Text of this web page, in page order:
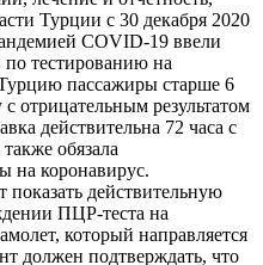
Турции с 30 декабря 2020
COVID-19 ввели
по тестированию на
пассажиры старше 6
отрицательным результатом
действительна 72 часа с
обязала
на коронавирус.
действительную
ПЦР-теста на
который направляется
должен подтверждать, что